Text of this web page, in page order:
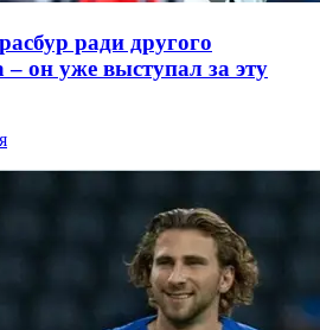
ради другого
– он уже выступал за эту